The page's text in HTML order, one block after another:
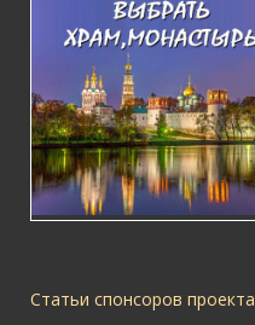
Статьи спонсоров проекта